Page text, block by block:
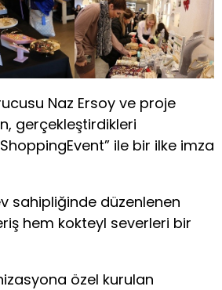
Naz Ersoy ve proje
gerçekleştirdikleri
ile bir ilke imza
sahipliğinde düzenlenen
hem kokteyl severleri bir
özel kurulan